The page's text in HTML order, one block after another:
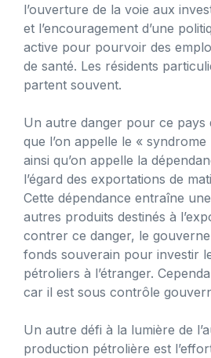
l’ouverture de la voie aux
et l’encouragement d’une
active pour pourvoir des
de santé. Les résidents
partent souvent.
Un autre danger pour ce pays
que l’on appelle le « syndrome
ainsi qu’on appelle la
l’égard des exportations de
Cette dépendance entraîne
autres produits destinés à
contrer ce danger, le
fonds souverain pour investir
pétroliers à l’étranger.
car il est sous contrôle
Un autre défi à la lumière de
production pétrolière est